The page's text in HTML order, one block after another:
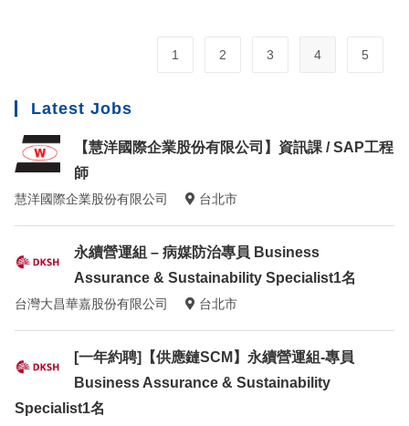
1 2 3 4 5
Latest Jobs
【慧洋國際企業股份有限公司】資訊課 / SAP工程
師
慧洋國際企業股份有限公司 台北市
永續營運組 – 病媒防治專員 Business
Assurance & Sustainability Specialist1名
台灣大昌華嘉股份有限公司 台北市
[一年約聘]【供應鏈SCM】永續營運組-專員
Business Assurance & Sustainability
Specialist1名